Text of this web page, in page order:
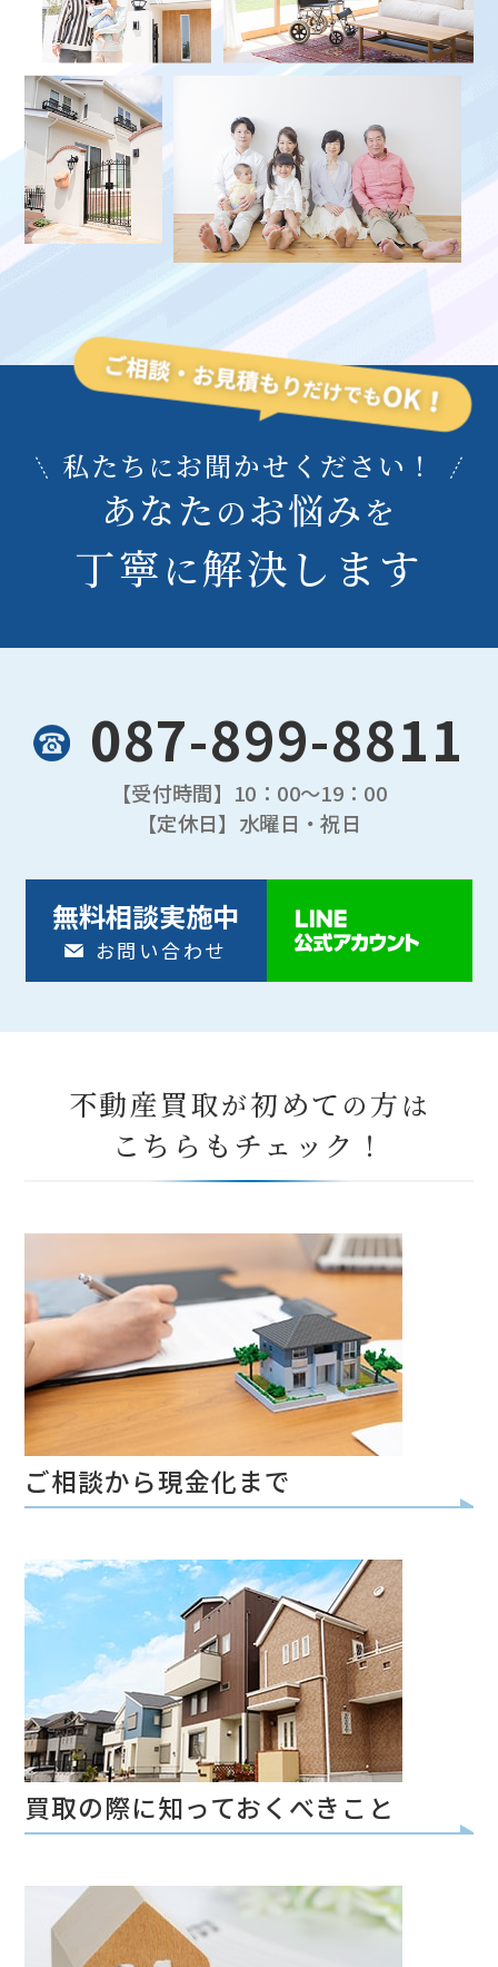
私たち にお聞かせください！
あなた のお悩み を
丁寧に解決します
087-899-8811
【受付時間】 10：00〜19：00
【定休日】 水曜日・祝日
無料相談実施中
お問い合わせ
不動産買取が初めて の方は
こちらもチェック！
ご相談から現金化まで
買取の際に知っておくべきこと